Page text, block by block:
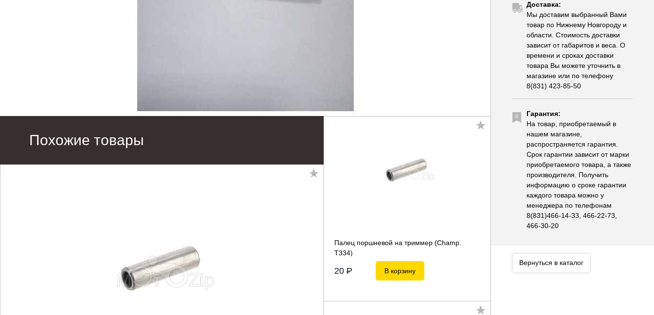
Доставка:
Мы доставим выбранный Вами
товар по Нижнему Новгороду и
области. Стоимость доставки
зависит от габаритов и веса. О
времени и сроках доставки
товара Вы можете уточнить в
магазине или по телефону
8(831) 423-85-50
Гарантия:
На товар, приобретаемый в
нашем магазине,
распространяется гарантия.
Срок гарантии зависит от марки
приобретаемого товара, а также
производителя. Получить
информацию о сроке гарантии
каждого товара можно у
менеджера по телефонам
8(831)466-14-33, 466-22-73,
466-30-20
Вернуться в каталог
Похожие товары
Палец поршневой на триммер (Champ.
Т334)
20 P В корзину